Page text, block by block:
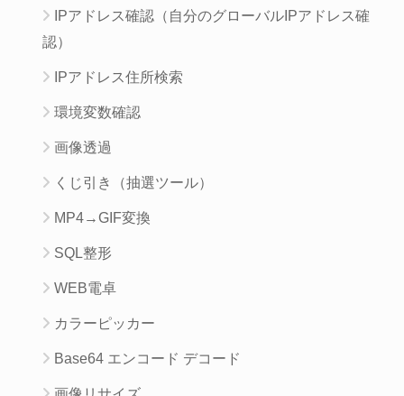
IPアドレス確認（自分のグローバルIPアドレス確
認）
IPアドレス住所検索
環境変数確認
画像透過
くじ引き（抽選ツール）
MP4→GIF変換
SQL整形
WEB電卓
カラーピッカー
Base64 エンコード デコード